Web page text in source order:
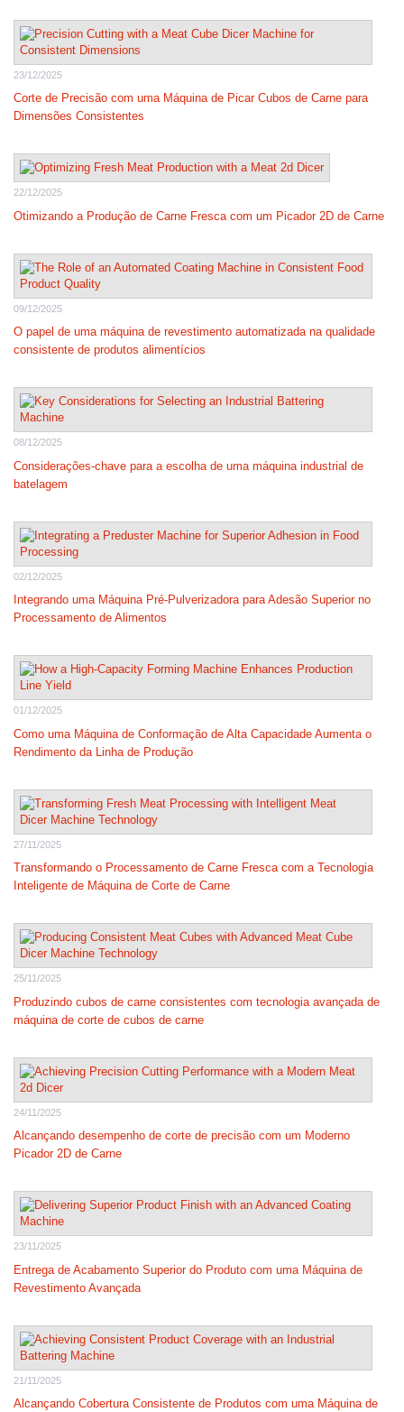
23/12/2025
Corte de Precisão com uma Máquina de Picar Cubos de Carne para
Dimensões Consistentes
22/12/2025
Otimizando a Produção de Carne Fresca com um Picador 2D de Carne
09/12/2025
O papel de uma máquina de revestimento automatizada na qualidade
consistente de produtos alimentícios
08/12/2025
Considerações-chave para a escolha de uma máquina industrial de
batelagem
02/12/2025
Integrando uma Máquina Pré-Pulverizadora para Adesão Superior no
Processamento de Alimentos
01/12/2025
Como uma Máquina de Conformação de Alta Capacidade Aumenta o
Rendimento da Linha de Produção
27/11/2025
Transformando o Processamento de Carne Fresca com a Tecnologia
Inteligente de Máquina de Corte de Carne
25/11/2025
Produzindo cubos de carne consistentes com tecnologia avançada de
máquina de corte de cubos de carne
24/11/2025
Alcançando desempenho de corte de precisão com um Moderno
Picador 2D de Carne
23/11/2025
Entrega de Acabamento Superior do Produto com uma Máquina de
Revestimento Avançada
21/11/2025
Alcançando Cobertura Consistente de Produtos com uma Máquina de